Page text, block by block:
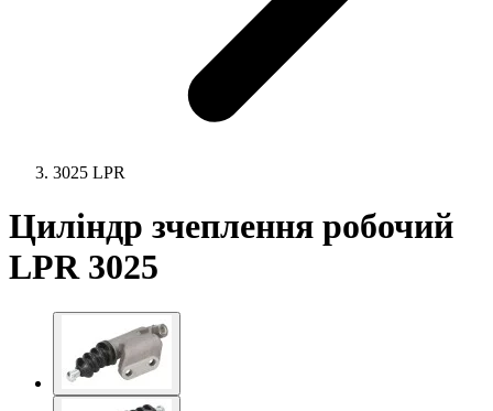
3025 LPR
Циліндр зчеплення робочий
LPR 3025